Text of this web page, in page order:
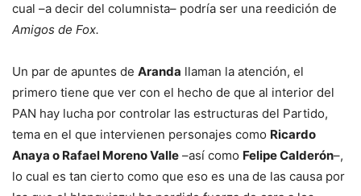
cual –a decir del columnista– podría ser una reedición de
Amigos de Fox.
Un par de apuntes de Aranda llaman la atención, el
primero tiene que ver con el hecho de que al interior del
PAN hay lucha por controlar las estructuras del Partido,
tema en el que intervienen personajes como Ricardo
Anaya o Rafael Moreno Valle –así como Felipe Calderón–,
lo cual es tan cierto como que eso es una de las causa por